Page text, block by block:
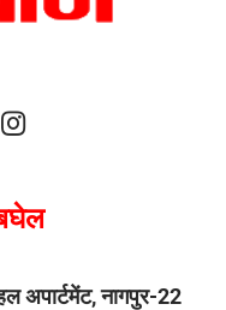
अपार्टमेंट, नागपुर-22